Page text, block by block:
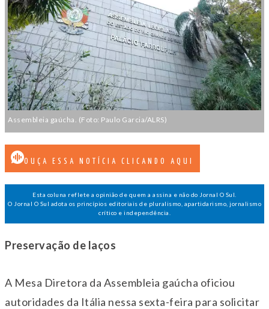
Assembleia gaúcha. (Foto: Paulo Garcia/ALRS)
OUÇA ESSA NOTÍCIA CLICANDO AQUI
Esta coluna reflete a opinião de quem a assina e não do Jornal O Sul.
O Jornal O Sul adota os princípios editoriais de pluralismo, apartidarismo, jornalismo
crítico e independência.
Preservação de laços
A Mesa Diretora da Assembleia gaúcha oficiou
autoridades da Itália nessa sexta-feira para solicitar